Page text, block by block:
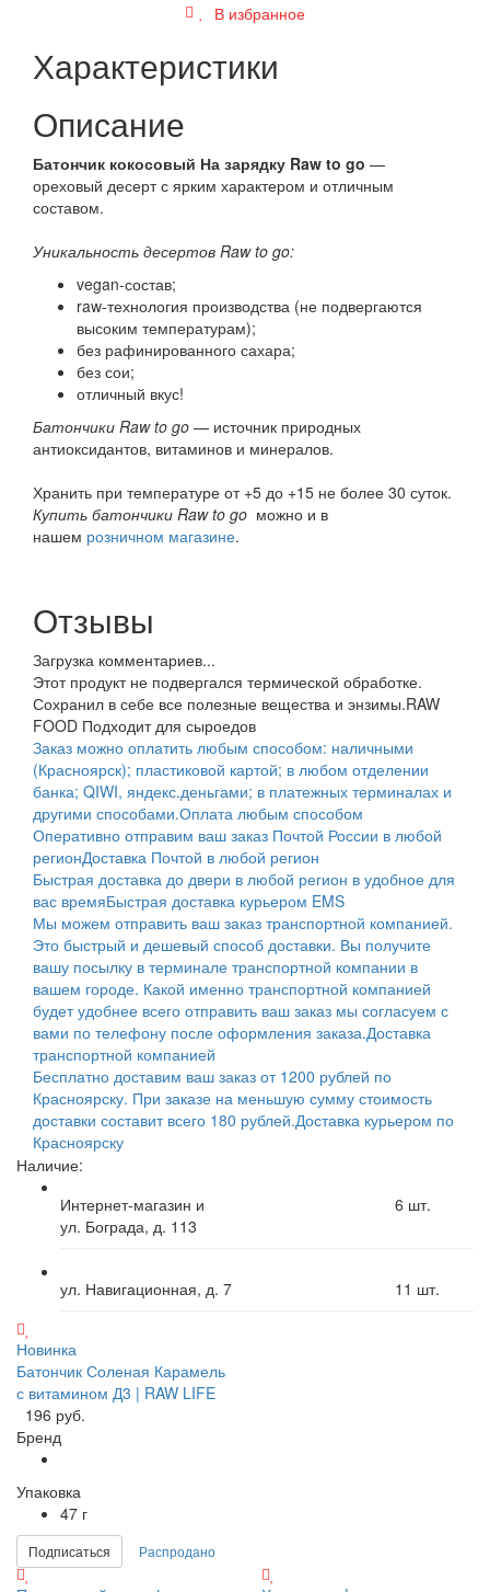
В избранное
Характеристики
Описание
Батончик кокосовый На зарядку Raw to go —
ореховый десерт с ярким характером и отличным
составом.
Уникальность десертов Raw to go:
vegan-состав;
raw-технология производства (не подвергаются
высоким температурам);
без рафинированного сахара;
без сои;
отличный вкус!
Батончики Raw to go — источник природных
антиоксидантов, витаминов и минералов.
Хранить при температуре от +5 до +15 не более 30 суток.
Купить батончики Raw to go можно и в
нашем розничном магазине.
Отзывы
Загрузка комментариев...
Этот продукт не подвергался термической обработке.
Сохранил в себе все полезные вещества и энзимы.RAW
FOOD Подходит для сыроедов
Заказ можно оплатить любым способом: наличными
(Красноярск); пластиковой картой; в любом отделении
банка; QIWI, яндекс.деньгами; в платежных терминалах и
другими способами.Оплата любым способом
Оперативно отправим ваш заказ Почтой России в любой
регионДоставка Почтой в любой регион
Быстрая доставка до двери в любой регион в удобное для
вас времяБыстрая доставка курьером EMS
Мы можем отправить ваш заказ транспортной компанией.
Это быстрый и дешевый способ доставки. Вы получите
вашу посылку в терминале транспортной компании в
вашем городе. Какой именно транспортной компанией
будет удобнее всего отправить ваш заказ мы согласуем с
вами по телефону после оформления заказа.Доставка
транспортной компанией
Бесплатно доставим ваш заказ от 1200 рублей по
Красноярску. При заказе на меньшую сумму стоимость
доставки составит всего 180 рублей.Доставка курьером по
Красноярску
Наличие:
Интернет-магазин и
ул. Бограда, д. 113
6 шт.
ул. Навигационная, д. 7 11 шт.
Новинка
Батончик Соленая Карамель
с витамином Д3 | RAW LIFE
196 руб.
Бренд
Упаковка
47 г
Подписаться Распродано